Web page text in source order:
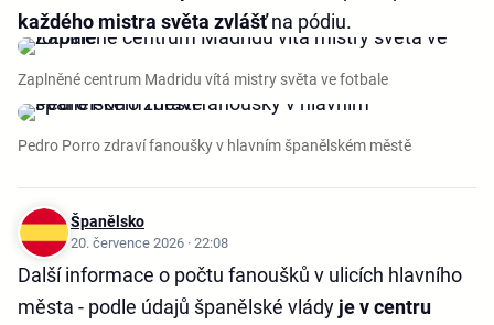
každého mistra světa zvlášťna pódiu.
Zaplněné centrum Madridu vítá mistry světa ve fotbale
Pedro Porro zdraví fanoušky v hlavním španělském městě
Španělsko
20. července 2026 · 22:08
Další informace o počtu fanoušků v ulicích hlavního
města - podle údajů španělské vlády je v centru